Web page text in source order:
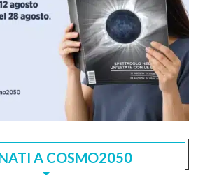
A COSMO2050